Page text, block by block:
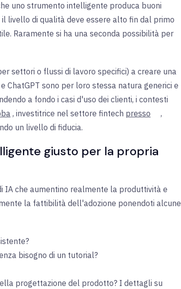
uno strumento intelligente produca buoni
livello di qualità deve essere alto fin dal primo
Raramente si ha una seconda possibilità per
settori o flussi di lavoro specifici) a creare una
sono per loro stessa natura generici e
a fondo i casi d'uso dei clienti, i contesti
, investitrice nel settore fintech presso
,
un livello di fiducia.
giusto per la propria
IA che aumentino realmente la produttività e
la fattibilità dell'adozione ponendoti alcune
bisogno di un tutorial?
progettazione del prodotto? I dettagli su